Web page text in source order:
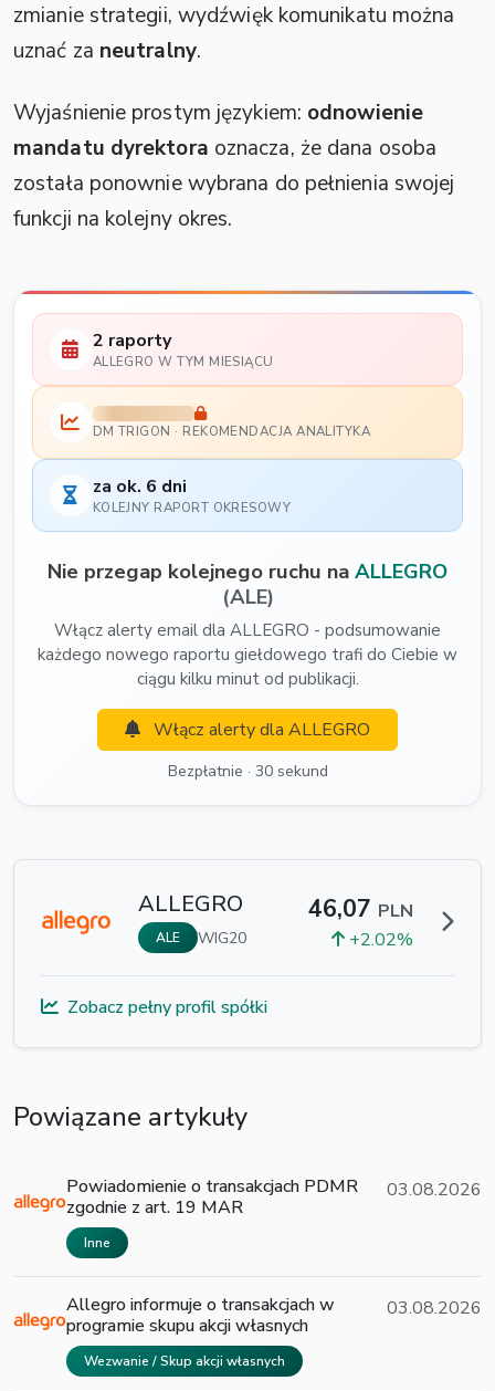
zmianie strategii, wydźwięk komunikatu można
uznać za neutralny.
Wyjaśnienie prostym językiem: odnowienie
mandatu dyrektora oznacza, że dana osoba
została ponownie wybrana do pełnienia swojej
funkcji na kolejny okres.
2 raporty
ALLEGRO W TYM MIESIĄCU
DM TRIGON · REKOMENDACJA ANALITYKA
za ok. 6 dni
KOLEJNY RAPORT OKRESOWY
Nie przegap kolejnego ruchu na ALLEGRO
(ALE)
Włącz alerty email dla ALLEGRO - podsumowanie
każdego nowego raportu giełdowego trafi do Ciebie w
ciągu kilku minut od publikacji.
Włącz alerty dla ALLEGRO
Bezpłatnie · 30 sekund
ALLEGRO
ALE WIG20
46,07 PLN
+2.02%
Zobacz pełny profil spółki
Powiązane artykuły
Powiadomienie o transakcjach PDMR
zgodnie z art. 19 MAR
Inne
03.08.2026
Allegro informuje o transakcjach w
programie skupu akcji własnych
Wezwanie / Skup akcji własnych
03.08.2026